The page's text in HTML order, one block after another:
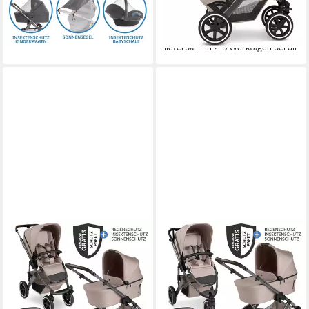
24,97 € mtl. in 48 Raten
-30%
lieferbar - in 2-3 Werktagen bei dir
999,90 € UVP1.198,00 €
mtl. in 48 Raten
lieferbar - in 2-3 Werktagen bei dir